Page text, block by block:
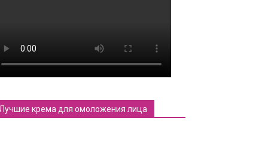
Лучшие крема для омоложения лица